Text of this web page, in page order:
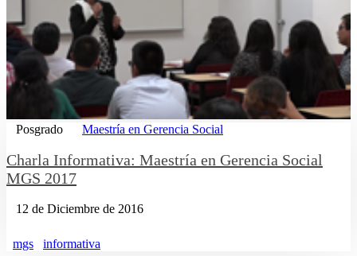
Posgrado Maestría en Gerencia Social
Charla Informativa: Maestría en Gerencia Social
MGS 2017
12 de Diciembre de 2016
mgs informativa